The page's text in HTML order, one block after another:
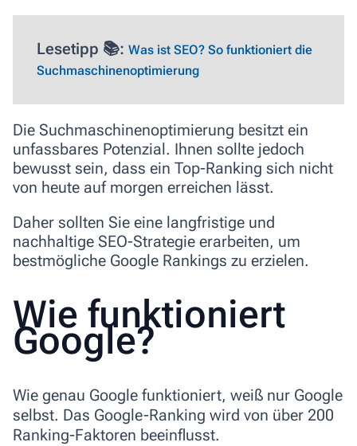
Lesetipp 📚: Was ist SEO? So funktioniert die
Suchmaschinenoptimierung
Die Suchmaschinenoptimierung besitzt ein
unfassbares Potenzial. Ihnen sollte jedoch
bewusst sein, dass ein Top-Ranking sich nicht
von heute auf morgen erreichen lässt.
Daher sollten Sie eine langfristige und
nachhaltige SEO-Strategie erarbeiten, um
bestmögliche Google Rankings zu erzielen.
Wie funktioniert
Google?
Wie genau Google funktioniert, weiß nur Google
selbst. Das Google-Ranking wird von über 200
Ranking-Faktoren beeinflusst.